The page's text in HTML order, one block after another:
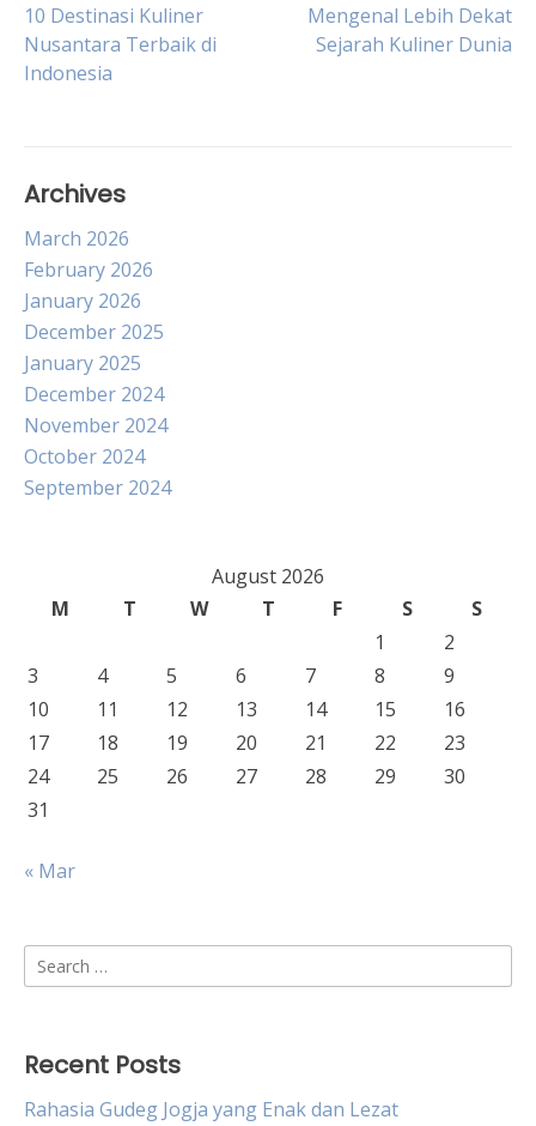
Post
navigation
10 Destinasi Kuliner
Nusantara Terbaik di
Indonesia
Mengenal Lebih Dekat
Sejarah Kuliner Dunia
Archives
March 2026
February 2026
January 2026
December 2025
January 2025
December 2024
November 2024
October 2024
September 2024
August 2026
M
T W T F S
S
1
2
3
4 5 6 7 8
9
10
11 12 13 14 15
16
17
18 19 20 21 22
23
24
25 26 27 28 29
30
31
« Mar
Search
for:
Recent Posts
Rahasia Gudeg Jogja yang Enak dan Lezat